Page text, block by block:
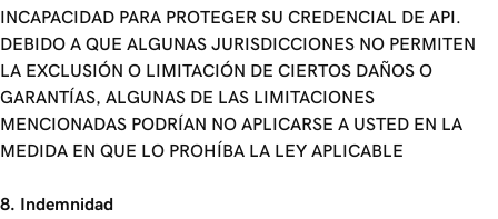
INCAPACIDAD PARA PROTEGER SU CREDENCIAL DE API.
DEBIDO A QUE ALGUNAS JURISDICCIONES NO PERMITEN
LA EXCLUSIÓN O LIMITACIÓN DE CIERTOS DAÑOS O
GARANTÍAS, ALGUNAS DE LAS LIMITACIONES
MENCIONADAS PODRÍAN NO APLICARSE A USTED EN LA
MEDIDA EN QUE LO PROHÍBA LA LEY APLICABLE
8. Indemnidad